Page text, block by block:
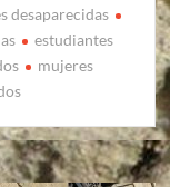
desaparecidas
estudiantes
mujeres